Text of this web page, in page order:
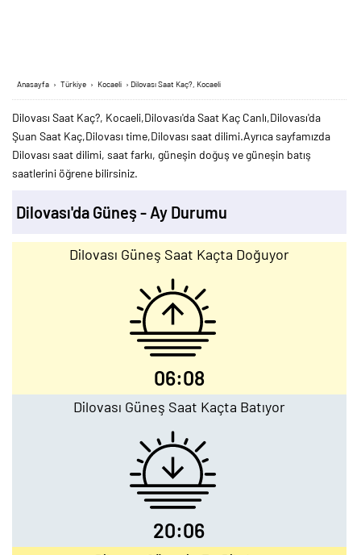
Anasayfa › Türkiye › Kocaeli › Dilovası Saat Kaç?, Kocaeli
Dilovası Saat Kaç?, Kocaeli,Dilovası'da Saat Kaç Canlı,Dilovası'da
Şuan Saat Kaç,Dilovası time,Dilovası saat dilimi.Ayrıca sayfamızda
Dilovası saat dilimi, saat farkı, güneşin doğuş ve güneşin batış
saatlerini öğrene bilirsiniz.
Dilovası'da Güneş - Ay Durumu
Dilovası Güneş Saat Kaçta Doğuyor
06:08
Dilovası Güneş Saat Kaçta Batıyor
20:06